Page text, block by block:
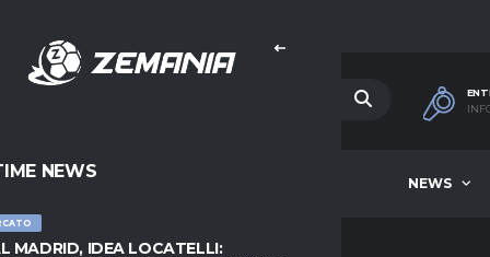
NEWS
NEWS
MADRID, IDEA LOCATELLI: